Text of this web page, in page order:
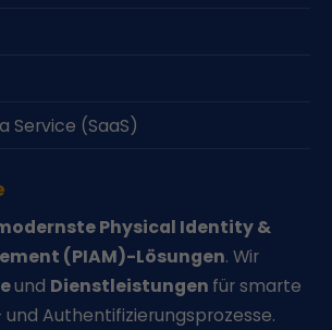
Service (SaaS)
Physical Identity &
(PIAM)-Lösungen. Wir
und Dienstleistungen für smarte
Authentifizierungsprozesse.